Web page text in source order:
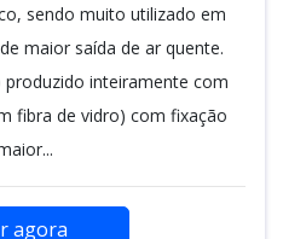
sendo muito utilizado em
maior saída de ar quente.
inteiramente com
fibra de vidro) com fixação
agora